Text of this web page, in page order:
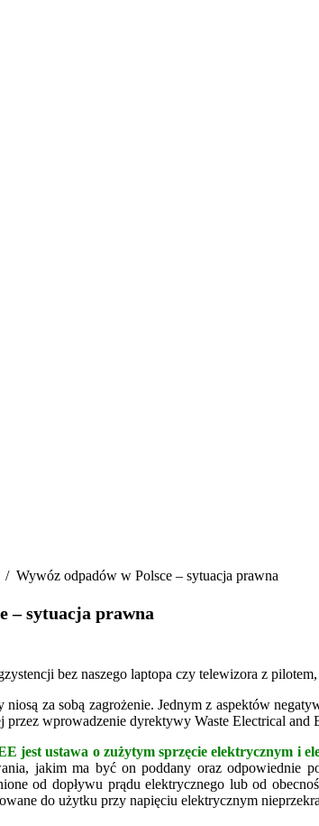
/ Wywóz odpadów w Polsce – sytuacja prawna
– sytuacja prawna
bez naszego laptopa czy telewizora z
za sobą zagrożenie. Jednym z aspektów
przez wprowadzenie dyrektywy Waste Electrical and
jest ustawa o zużytym sprzęcie elektrycznym i
jakim ma być on poddany oraz odpowiednie
od dopływu prądu elektrycznego lub od
do użytku przy napięciu elektrycznym